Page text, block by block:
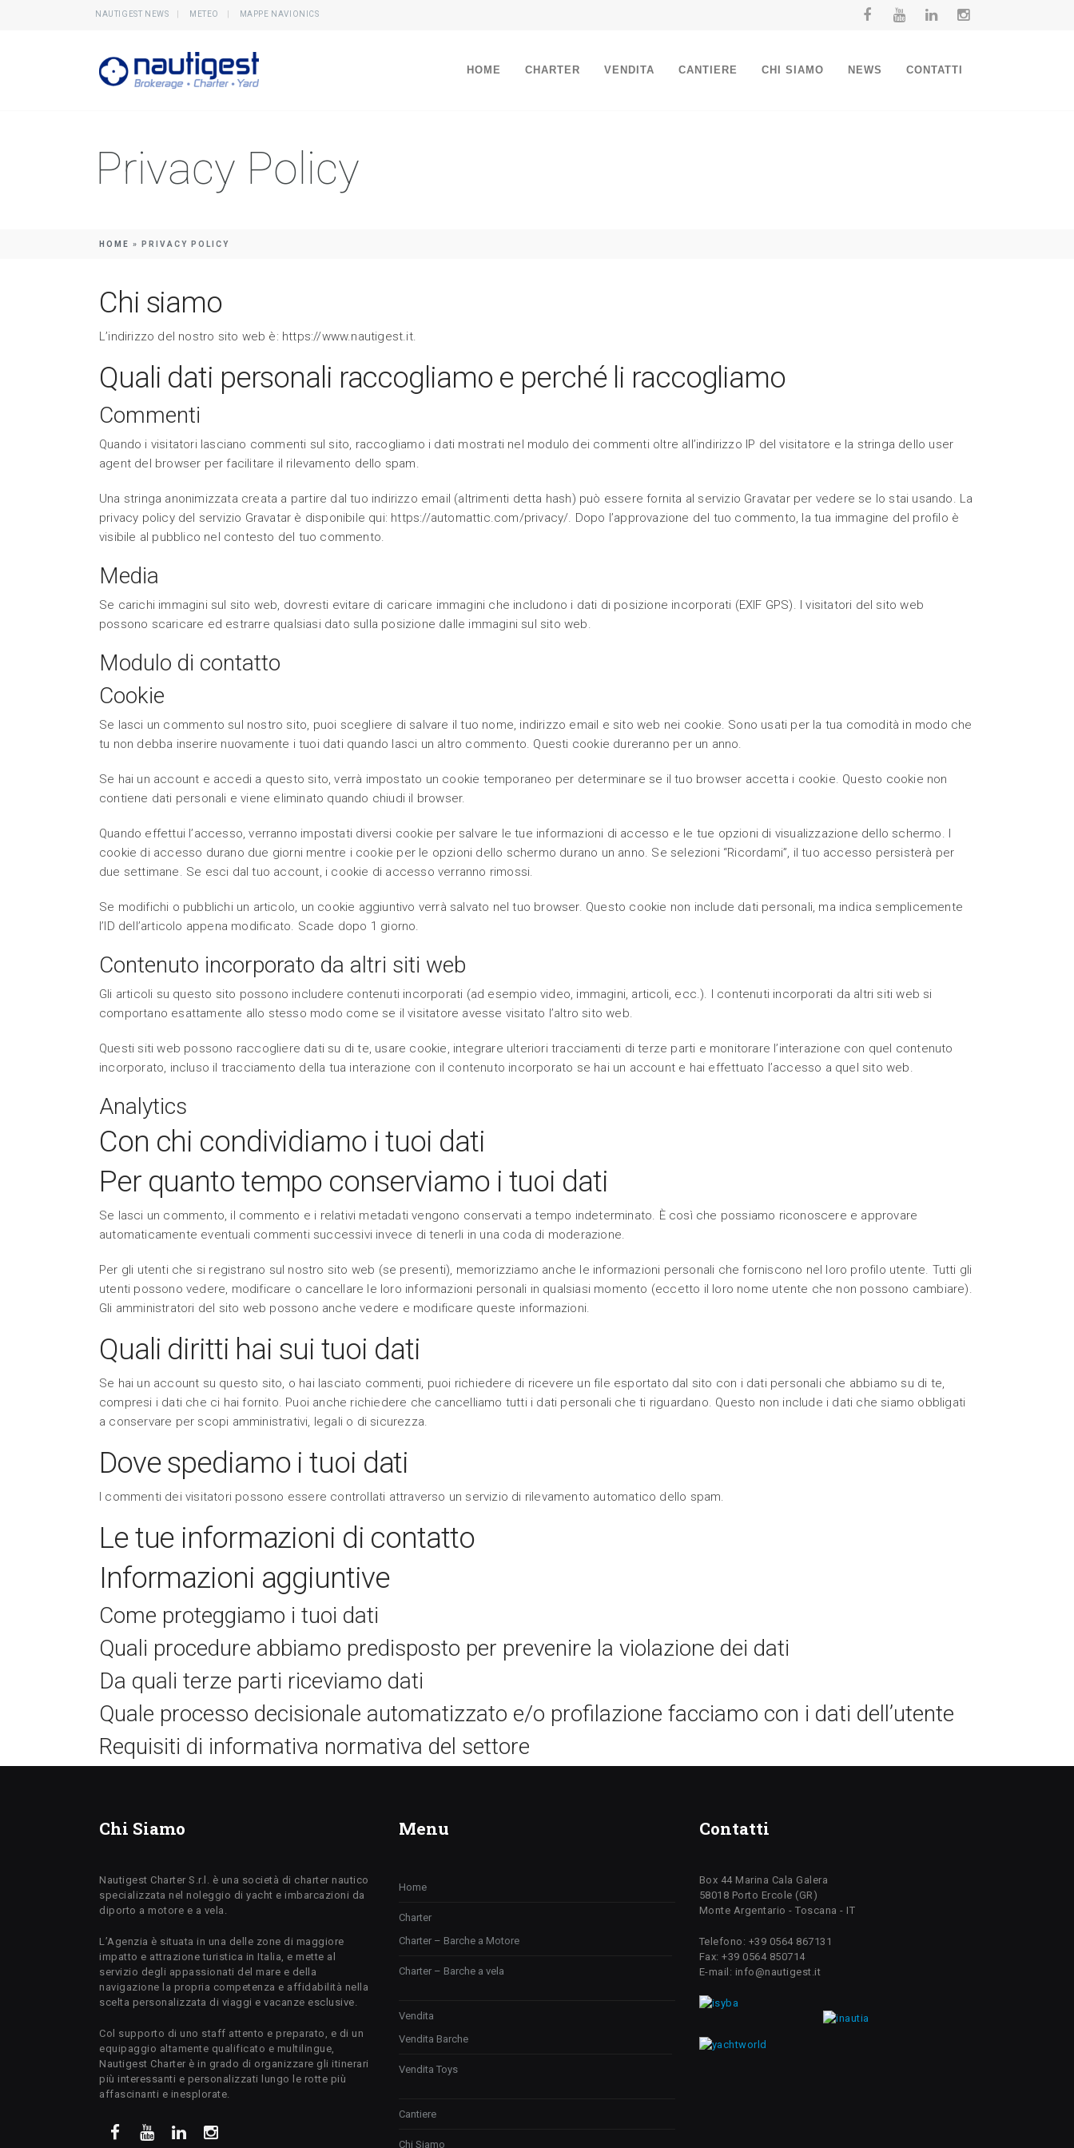
NAUTIGEST NEWS METEO MAPPE NAVIONICS
HOME CHARTER VENDITA CANTIERE CHI SIAMO NEWS CONTATTI
Privacy Policy
HOME » PRIVACY POLICY
Chi siamo
L’indirizzo del nostro sito web è: https://www.nautigest.it.
Quali dati personali raccogliamo e perché li raccogliamo
Commenti
Quando i visitatori lasciano commenti sul sito, raccogliamo i dati mostrati nel modulo dei commenti oltre all’indirizzo IP del visitatore e la stringa dello user
agent del browser per facilitare il rilevamento dello spam.
Una stringa anonimizzata creata a partire dal tuo indirizzo email (altrimenti detta hash) può essere fornita al servizio Gravatar per vedere se lo stai usando. La
privacy policy del servizio Gravatar è disponibile qui: https://automattic.com/privacy/. Dopo l’approvazione del tuo commento, la tua immagine del profilo è
visibile al pubblico nel contesto del tuo commento.
Media
Se carichi immagini sul sito web, dovresti evitare di caricare immagini che includono i dati di posizione incorporati (EXIF GPS). I visitatori del sito web
possono scaricare ed estrarre qualsiasi dato sulla posizione dalle immagini sul sito web.
Modulo di contatto
Cookie
Se lasci un commento sul nostro sito, puoi scegliere di salvare il tuo nome, indirizzo email e sito web nei cookie. Sono usati per la tua comodità in modo che
tu non debba inserire nuovamente i tuoi dati quando lasci un altro commento. Questi cookie dureranno per un anno.
Se hai un account e accedi a questo sito, verrà impostato un cookie temporaneo per determinare se il tuo browser accetta i cookie. Questo cookie non
contiene dati personali e viene eliminato quando chiudi il browser.
Quando effettui l’accesso, verranno impostati diversi cookie per salvare le tue informazioni di accesso e le tue opzioni di visualizzazione dello schermo. I
cookie di accesso durano due giorni mentre i cookie per le opzioni dello schermo durano un anno. Se selezioni “Ricordami”, il tuo accesso persisterà per
due settimane. Se esci dal tuo account, i cookie di accesso verranno rimossi.
Se modifichi o pubblichi un articolo, un cookie aggiuntivo verrà salvato nel tuo browser. Questo cookie non include dati personali, ma indica semplicemente
l’ID dell’articolo appena modificato. Scade dopo 1 giorno.
Contenuto incorporato da altri siti web
Gli articoli su questo sito possono includere contenuti incorporati (ad esempio video, immagini, articoli, ecc.). I contenuti incorporati da altri siti web si
comportano esattamente allo stesso modo come se il visitatore avesse visitato l’altro sito web.
Questi siti web possono raccogliere dati su di te, usare cookie, integrare ulteriori tracciamenti di terze parti e monitorare l’interazione con quel contenuto
incorporato, incluso il tracciamento della tua interazione con il contenuto incorporato se hai un account e hai effettuato l’accesso a quel sito web.
Analytics
Con chi condividiamo i tuoi dati
Per quanto tempo conserviamo i tuoi dati
Se lasci un commento, il commento e i relativi metadati vengono conservati a tempo indeterminato. È così che possiamo riconoscere e approvare
automaticamente eventuali commenti successivi invece di tenerli in una coda di moderazione.
Per gli utenti che si registrano sul nostro sito web (se presenti), memorizziamo anche le informazioni personali che forniscono nel loro profilo utente. Tutti gli
utenti possono vedere, modificare o cancellare le loro informazioni personali in qualsiasi momento (eccetto il loro nome utente che non possono cambiare).
Gli amministratori del sito web possono anche vedere e modificare queste informazioni.
Quali diritti hai sui tuoi dati
Se hai un account su questo sito, o hai lasciato commenti, puoi richiedere di ricevere un file esportato dal sito con i dati personali che abbiamo su di te,
compresi i dati che ci hai fornito. Puoi anche richiedere che cancelliamo tutti i dati personali che ti riguardano. Questo non include i dati che siamo obbligati
a conservare per scopi amministrativi, legali o di sicurezza.
Dove spediamo i tuoi dati
I commenti dei visitatori possono essere controllati attraverso un servizio di rilevamento automatico dello spam.
Le tue informazioni di contatto
Informazioni aggiuntive
Come proteggiamo i tuoi dati
Quali procedure abbiamo predisposto per prevenire la violazione dei dati
Da quali terze parti riceviamo dati
Quale processo decisionale automatizzato e/o profilazione facciamo con i dati dell’utente
Requisiti di informativa normativa del settore
Chi Siamo
Nautigest Charter S.r.l. è una società di charter nautico
specializzata nel noleggio di yacht e imbarcazioni da
diporto a motore e a vela.
L’Agenzia è situata in una delle zone di maggiore
impatto e attrazione turistica in Italia, e mette al
servizio degli appassionati del mare e della
navigazione la propria competenza e affidabilità nella
scelta personalizzata di viaggi e vacanze esclusive.
Col supporto di uno staff attento e preparato, e di un
equipaggio altamente qualificato e multilingue,
Nautigest Charter è in grado di organizzare gli itinerari
più interessanti e personalizzati lungo le rotte più
affascinanti e inesplorate.
Menu
Home
Charter
Charter – Barche a Motore
Charter – Barche a vela
Vendita
Vendita Barche
Vendita Toys
Cantiere
Chi Siamo
Contatti
Box 44 Marina Cala Galera
58018 Porto Ercole (GR)
Monte Argentario - Toscana - IT
Telefono: +39 0564 867131
Fax: +39 0564 850714
E-mail: info@nautigest.it